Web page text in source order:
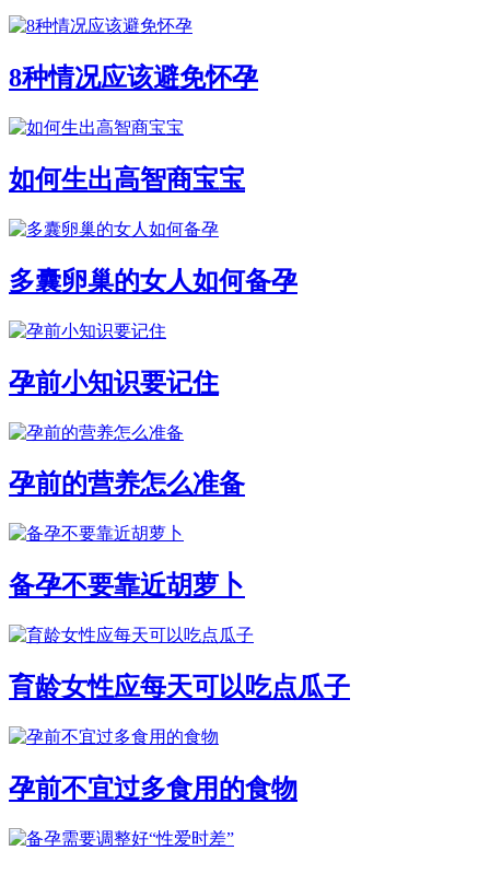
8种情况应该避免怀孕
如何生出高智商宝宝
多囊卵巢的女人如何备孕
孕前小知识要记住
孕前的营养怎么准备
备孕不要靠近胡萝卜
育龄女性应每天可以吃点瓜子
孕前不宜过多食用的食物